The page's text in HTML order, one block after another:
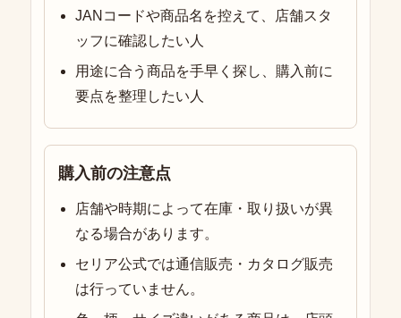
JANコードや商品名を控えて、店舗スタ
ッフに確認したい人
用途に合う商品を手早く探し、購入前に
要点を整理したい人
購入前の注意点
店舗や時期によって在庫・取り扱いが異
なる場合があります。
セリア公式では通信販売・カタログ販売
は行っていません。